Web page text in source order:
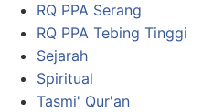
RQ PPA Serang
RQ PPA Tebing Tinggi
Sejarah
Spiritual
Tasmi' Qur'an